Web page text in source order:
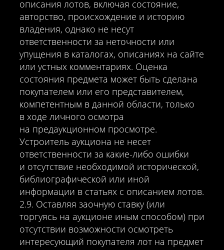
описания лотов, включая состояние,
авторство, происхождение и историю
владения, однако не несут
ответственности за неточности или
упущения в каталогах, описаниях на сайте
или устных комментариях. Оценка
состояния предмета может быть сделана
покупателем или его представителем,
компетентным в данной области, только
в ходе личного осмотра
на предаукционном просмотре.
Устроитель аукциона не несет
ответственности за какие-либо ошибки
и отсутствие необходимой исторической,
библиографической или иной
информации в статьях с описанием лотов.
2.9. Оставляя заочную ставку (или
торгуясь на аукционе иным способом) при
отсутствии возможности осмотреть
интересующий покупателя лот на предмет